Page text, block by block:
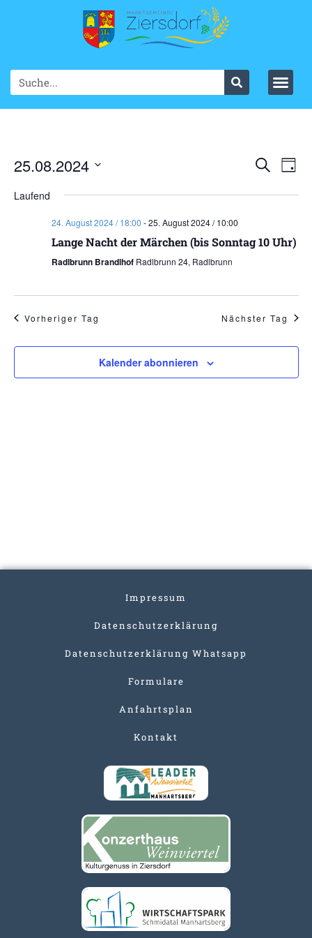
SucheTag
25.08.2024
wählen.
Laufend
24. August 2024 / 18:00 -25. August 2024 / 10:00
Lange Nacht der Märchen (bis Sonntag 10 Uhr)
Radlbrunn Brandlhof Radlbrunn 24, Radlbrunn
Vorheriger Tag Nächster Tag
Kalender abonnieren
Impressum
Datenschutzerklärung
Datenschutzerklärung Whatsapp
Formulare
Anfahrtsplan
Kontakt